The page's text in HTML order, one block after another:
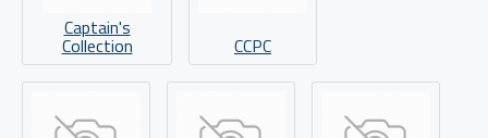
Captain's
Collection CCPC